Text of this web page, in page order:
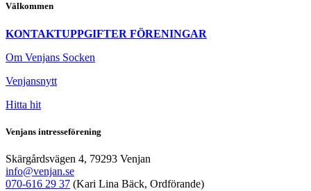
Välkommen
KONTAKTUPPGIFTER FÖRENINGAR
Om Venjans Socken
Venjansnytt
Hitta hit
Venjans intresseförening
Skärgårdsvägen 4, 79293 Venjan
info@venjan.se
070-616 29 37 (Kari Lina Bäck, Ordförande)